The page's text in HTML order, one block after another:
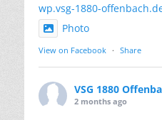
wp.vsg-1880-
Photo
View on Facebook · Share
VSG 1880
2 months ago